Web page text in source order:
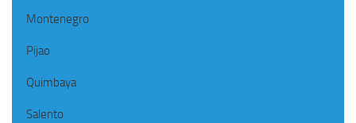
Montenegro
Pijao
Quimbaya
Salento